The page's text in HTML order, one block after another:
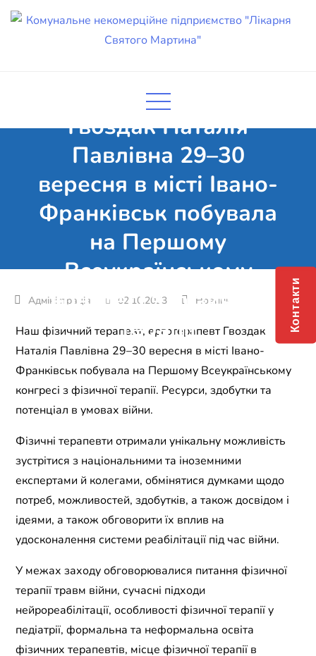
Skip
підприємство "Лікарня Святого
терапевт, ерготерапевт
Гвоздак Наталія
Павлівна 29–30
вересня в місті Івано-
Франківськ побувала
на Першому
Всеукраїнському
конгресі з фізичної
терапії
02.10.2023 Новини
Наш фізичний терапевт, ерготерапевт Гвоздак
Наталія Павлівна 29–30 вересня в місті Івано-
Франківськ побувала на Першому Всеукраїнському
конгресі з фізичної терапії. Ресурси, здобутки та
потенціал в умовах війни.
Фізичні терапевти отримали унікальну можливість
зустрітися з національними та іноземними
експертами й колегами, обмінятися думками щодо
потреб, можливостей, здобутків, а також досвідом і
ідеями, а також обговорити їх вплив на
удосконалення системи реабілітації під час війни.
У межах заходу обговорювалися питання фізичної
терапії травм війни, сучасні підходи
нейрореабілітації, особливості фізичної терапії у
педіатрії, формальна та неформальна освіта
фізичних терапевтів, місце фізичної терапії в
Контакти